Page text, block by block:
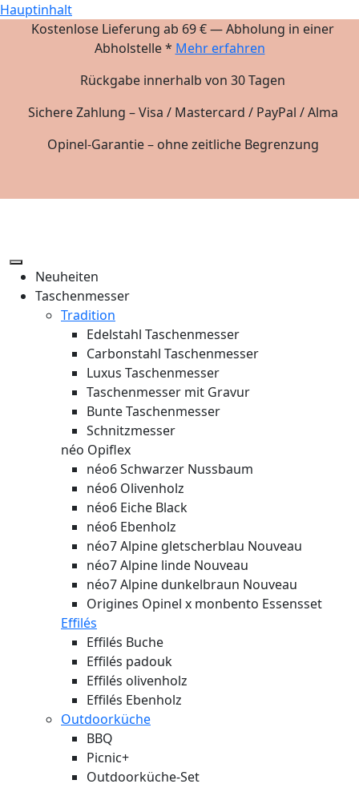
Hauptinhalt
Kostenlose Lieferung ab 69 € — Abholung in einer
Abholstelle * Mehr erfahren
Rückgabe innerhalb von 30 Tagen
Sichere Zahlung – Visa / Mastercard / PayPal / Alma
Opinel-Garantie – ohne zeitliche Begrenzung
Neuheiten
Taschenmesser
Tradition
Edelstahl Taschenmesser
Carbonstahl Taschenmesser
Luxus Taschenmesser
Taschenmesser mit Gravur
Bunte Taschenmesser
Schnitzmesser
néo Opiflex
néo6 Schwarzer Nussbaum
néo6 Olivenholz
néo6 Eiche Black
néo6 Ebenholz
néo7 Alpine gletscherblau Nouveau
néo7 Alpine linde Nouveau
néo7 Alpine dunkelbraun Nouveau
Origines Opinel x monbento Essensset
Effilés
Effilés Buche
Effilés padouk
Effilés olivenholz
Effilés Ebenholz
Outdoorküche
BBQ
Picnic+
Outdoorküche-Set